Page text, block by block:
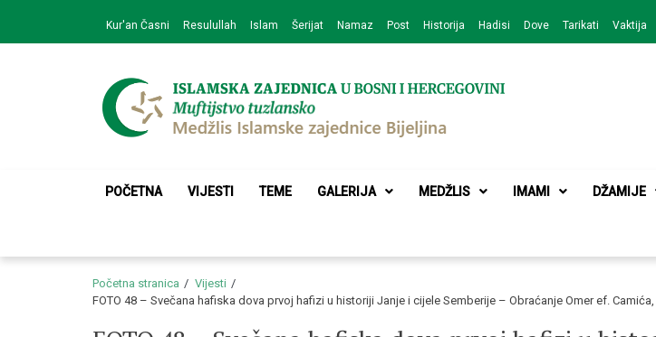
navigation
content
Kur'an Časni Resulullah Islam Šerijat Namaz Post Historija Hadisi Dove Tarikati Vaktija
Medžlis Islamske zajednice
POČETNA VIJESTI TEME GALERIJA MEDŽLIS IMAMI DŽAMIJE
Početna stranica
Vijesti
FOTO 48 – Svečana hafiska dova prvoj hafizi u historiji Janje i cijele Semberije – Obraćanje Omer ef.